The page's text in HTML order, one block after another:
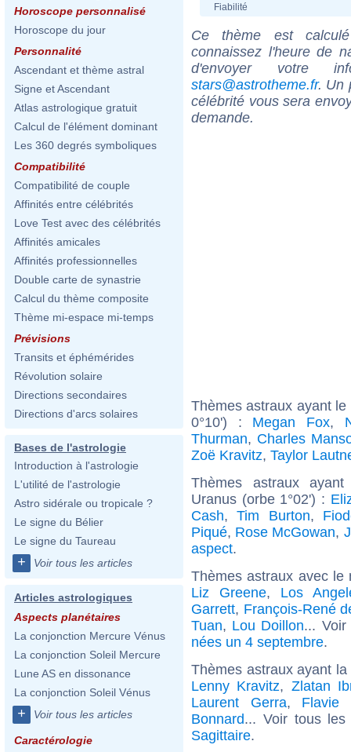
Horoscope personnalisé
Horoscope du jour
Personnalité
Ascendant et thème astral
Signe et Ascendant
Atlas astrologique gratuit
Calcul de l'élément dominant
Les 360 degrés symboliques
Compatibilité
Compatibilité de couple
Affinités entre célébrités
Love Test avec des célébrités
Affinités amicales
Affinités professionnelles
Double carte de synastrie
Calcul du thème composite
Thème mi-espace mi-temps
Prévisions
Transits et éphémérides
Révolution solaire
Directions secondaires
Directions d'arcs solaires
Bases de l'astrologie
Introduction à l'astrologie
L'utilité de l'astrologie
Astro sidérale ou tropicale ?
Le signe du Bélier
Le signe du Taureau
+ Voir tous les articles
Articles astrologiques
Aspects planétaires
La conjonction Mercure Vénus
La conjonction Soleil Mercure
Lune AS en dissonance
La conjonction Soleil Vénus
+ Voir tous les articles
Caractérologie
Fiabilité
Ce thème est
connaissez l'heure de
d'envoyer votre
stars@astrotheme.fr. Un
célébrité vous sera
demande.
Thèmes astraux ayant
0°10') : Megan Fox,
Thurman, Charles
Zoë Kravitz, Taylor
Thèmes astraux
Uranus (orbe 1°02') :
Cash,Tim Burton,
Piqué, Rose McGowan,
aspect.
Thèmes astraux avec
Liz Greene, Los
Garrett, François-René
Tuan, Lou Doillon...
nées un 4 septembre.
Thèmes astraux ayant
Lenny Kravitz, Zlatan
Laurent Gerra, Flavie
Bonnard... Voir tous
Sagittaire.